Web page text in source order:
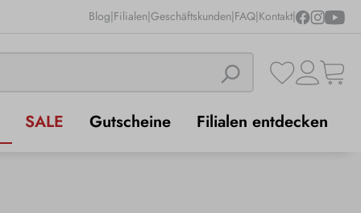
Blog|Filialen|Geschäftskunden|FAQ|Kontakt|
SALE Gutscheine Filialen entdecken